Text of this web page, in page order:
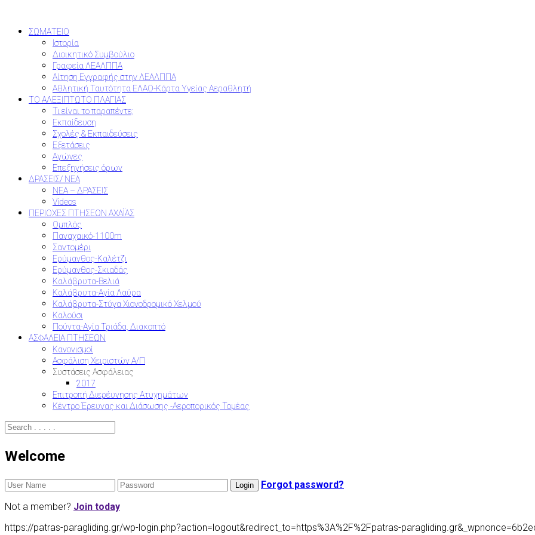
ΣΩΜΑΤΕΙΟ
Ιστορία
Διοικητικό Συμβούλιο
Γραφεία ΛΕΑΛΠΠΑ
Αίτηση Εγγραφής στην ΛΕΑΛΠΠΑ
Αθλητική Ταυτότητα ΕΛΑΟ-Κάρτα Υγείας Αεραθλητή
ΤΟ ΑΛΕΞΙΠΤΩΤΟ ΠΛΑΓΙΑΣ
Τι είναι το παραπέντε;
Εκπαίδευση
Σχολές & Εκπαιδεύσεις
Εξετάσεις
Αγώνες
Επεξηγήσεις όρων
ΔΡΑΣΕΙΣ/ ΝΕΑ
ΝΕΑ – ΔΡΑΣΕΙΣ
Videos
ΠΕΡΙΟΧΕΣ ΠΤΗΣΕΩΝ ΑΧΑΪΑΣ
Ομπλός
Παναχαικό-1100m
Σαντομέρι
Ερύμανθος-Καλέτζι
Ερύμανθος-Σκιαδάς
Καλάβρυτα-Βελιά
Καλάβρυτα-Αγία Λαύρα
Καλάβρυτα-Στύγα Χιονοδρομικό Χελμού
Καλούσι
Πούντα-Αγία Τριάδα, Διακοπτό
ΑΣΦΑΛΕΙΑ ΠΤΗΣΕΩΝ
Κανονισμοί
Ασφάλιση Χειριστών Α/Π
Συστάσεις Ασφάλειας
2017
Επιτροπή Διερέυνησης Ατυχημάτων
Κέντρο Έρευνας και Διάσωσης -Αεροπορικός Τομέας
Welcome
Forgot password?
Not a member? Join today
https://patras-paragliding.gr/wp-login.php?action=logout&redirect_to=https%3A%2F%2Fpatras-